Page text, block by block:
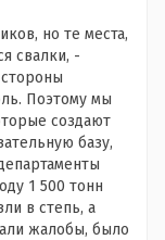
но те места,
свалки, -
Поэтому мы
создают
базу,
1 500 тонн
в степь, а
жалобы, было